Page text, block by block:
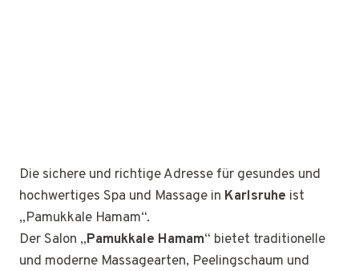
Die sichere und richtige Adresse für gesundes und
hochwertiges Spa und Massage in Karlsruhe ist
„Pamukkale Hamam“.
Der Salon „Pamukkale Hamam“ bietet traditionelle
und moderne Massagearten, Peelingschaum und